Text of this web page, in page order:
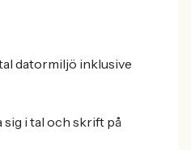
datormiljö inklusive
i tal och skrift på